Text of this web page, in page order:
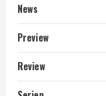
News
Preview
Review